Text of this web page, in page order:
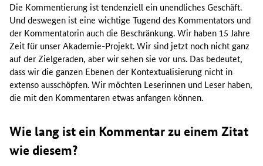
Die Kommentierung ist tendenziell ein unendliches Geschäft.
Und deswegen ist eine wichtige Tugend des Kommentators und
der Kommentatorin auch die Beschränkung. Wir haben 15 Jahre
Zeit für unser Akademie-Projekt. Wir sind jetzt noch nicht ganz
auf der Zielgeraden, aber wir sehen sie vor uns. Das bedeutet,
dass wir die ganzen Ebenen der Kontextualisierung nicht in
extenso ausschöpfen. Wir möchten Leserinnen und Leser haben,
die mit den Kommentaren etwas anfangen können.
Wie lang ist ein Kommentar zu einem Zitat
wie diesem?